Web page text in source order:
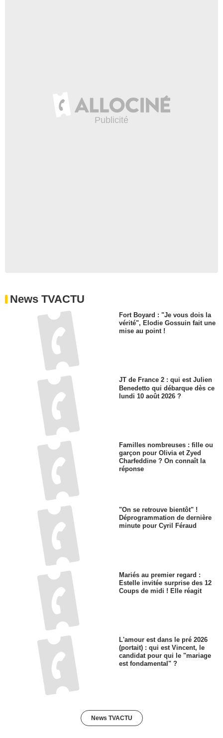
News TVACTU
Fort Boyard : "Je vous dois la
vérité", Elodie Gossuin fait une
mise au point !
JT de France 2 : qui est Julien
Benedetto qui débarque dès ce
lundi 10 août 2026 ?
Familles nombreuses : fille ou
garçon pour Olivia et Zyed
Charfeddine ? On connaît la
réponse
"On se retrouve bientôt" !
Déprogrammation de dernière
minute pour Cyril Féraud
Mariés au premier regard :
Estelle invitée surprise des 12
Coups de midi ! Elle réagit
L'amour est dans le pré 2026
(portait) : qui est Vincent, le
candidat pour qui le "mariage
est fondamental" ?
News TVACTU